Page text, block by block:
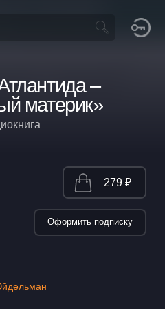
–
материк»
279 ₽
Оформить подписку